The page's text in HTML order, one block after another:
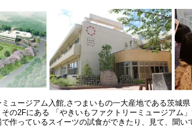
ュージアム入館,さつまいもの一大産地である茨城
の2Fにある 「やきいもファクトリーミュージアム
作っているスイーツの試食ができたり、見て、聞